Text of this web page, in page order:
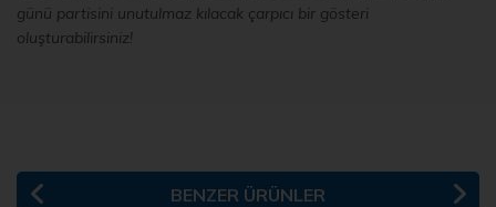
günü partisini unutulmaz kılacak çarpıcı bir gösteri
oluşturabilirsiniz!
BENZER ÜRÜNLER